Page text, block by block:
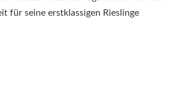
für seine erstklassigen Rieslinge